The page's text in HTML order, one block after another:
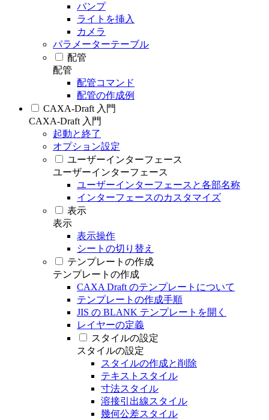
バンプ
ライトを挿入
カメラ
パラメーターテーブル
配管
配管
配管コマンド
配管の作成例
CAXA-Draft 入門
CAXA-Draft 入門
起動と終了
オプション設定
ユーザーインターフェース
ユーザーインターフェース
ユーザーインターフェースと各部名称
インターフェースのカスタマイズ
表示
表示
表示操作
シートの切り替え
テンプレートの作成
テンプレートの作成
CAXA Draft のテンプレートについて
テンプレートの作成手順
JIS の BLANK テンプレートを開く
レイヤーの定義
スタイルの設定
スタイルの設定
スタイルの作成と削除
テキストスタイル
寸法スタイル
溶接引出線スタイル
幾何公差スタイル